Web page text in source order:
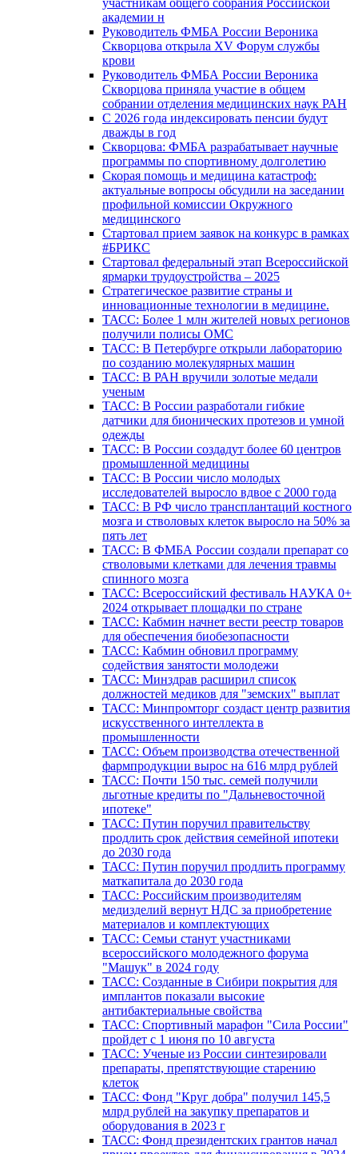
участникам общего собрания Российской
академии н
Руководитель ФМБА России Вероника
Скворцова открыла XV Форум службы
крови
Руководитель ФМБА России Вероника
Скворцова приняла участие в общем
собрании отделения медицинских наук РАН
С 2026 года индексировать пенсии будут
дважды в год
Скворцова: ФМБА разрабатывает научные
программы по спортивному долголетию
Скорая помощь и медицина катастроф:
актуальные вопросы обсудили на заседании
профильной комиссии Окружного
медицинского
Стартовал прием заявок на конкурс в рамках
#БРИКС
Стартовал федеральный этап Всероссийской
ярмарки трудоустройства – 2025
Стратегическое развитие страны и
инновационные технологии в медицине.
ТАСС: Более 1 млн жителей новых регионов
получили полисы ОМС
ТАСС: В Петербурге открыли лабораторию
по созданию молекулярных машин
ТАСС: В РАН вручили золотые медали
ученым
ТАСС: В России разработали гибкие
датчики для бионических протезов и умной
одежды
ТАСС: В России создадут более 60 центров
промышленной медицины
ТАСС: В России число молодых
исследователей выросло вдвое с 2000 года
ТАСС: В РФ число трансплантаций костного
мозга и стволовых клеток выросло на 50% за
пять лет
ТАСС: В ФМБА России создали препарат со
стволовыми клетками для лечения травмы
спинного мозга
ТАСС: Всероссийский фестиваль НАУКА 0+
2024 открывает площадки по стране
ТАСС: Кабмин начнет вести реестр товаров
для обеспечения биобезопасности
ТАСС: Кабмин обновил программу
содействия занятости молодежи
ТАСС: Минздрав расширил список
должностей медиков для "земских" выплат
ТАСС: Минпромторг создаст центр развития
искусственного интеллекта в
промышленности
ТАСС: Объем производства отечественной
фармпродукции вырос на 616 млрд рублей
ТАСС: Почти 150 тыс. семей получили
льготные кредиты по "Дальневосточной
ипотеке"
ТАСС: Путин поручил правительству
продлить срок действия семейной ипотеки
до 2030 года
ТАСС: Путин поручил продлить программу
маткапитала до 2030 года
ТАСС: Российским производителям
медизделий вернут НДС за приобретение
материалов и комплектующих
ТАСС: Семьи станут участниками
всероссийского молодежного форума
"Машук" в 2024 году
ТАСС: Созданные в Сибири покрытия для
имплантов показали высокие
антибактериальные свойства
ТАСС: Спортивный марафон "Сила России"
пройдет с 1 июня по 10 августа
ТАСС: Ученые из России синтезировали
препараты, препятствующие старению
клеток
ТАСС: Фонд "Круг добра" получил 145,5
млрд рублей на закупку препаратов и
оборудования в 2023 г
ТАСС: Фонд президентских грантов начал